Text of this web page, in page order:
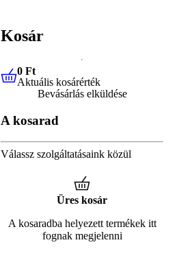
Kosár
0 FtAktuális kosárérték
0 Ft
Aktuális kosárérték
Bevásárlás elküldése
A kosarad
Válassz szolgáltatásaink közül
Üres kosár
A kosaradba helyezett termékek itt
fognak megjelenni